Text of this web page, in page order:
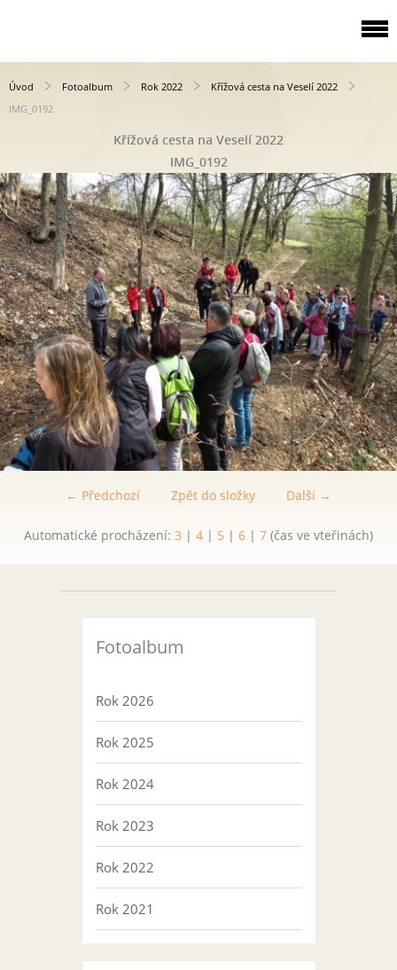
Úvod Fotoalbum Rok 2022
Křížová cesta na Veselí 2022
IMG_0192
Křížová cesta na Veselí 2022
IMG_0192
← Předchozí Další →
Zpět do složky
Automatické procházení: 3 | 4 | 5 | 6 | 7 (čas ve vteřinách)
Fotoalbum
Rok 2026
Rok 2025
Rok 2024
Rok 2023
Rok 2022
Rok 2021